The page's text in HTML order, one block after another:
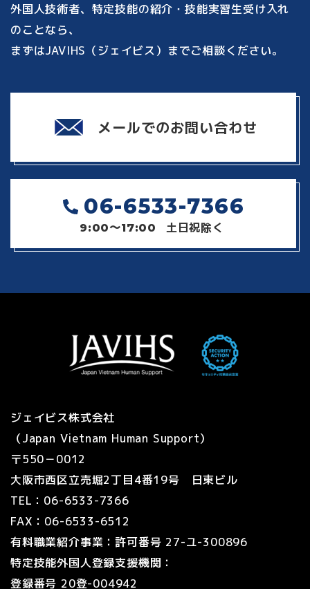
外国人技術者、特定技能の紹介・技能実習生受け入れ
のことなら、
まずはJAVIHS（ジェイビス）までご相談ください。
メールでのお問い合わせ
06-6533-7366
9:00〜17:00 土日祝除く
ジェイビス株式会社
（Japan Vietnam Human Support）
〒550－0012
大阪市西区立売堀2丁目4番19号 日東ビル
TEL：06-6533-7366
FAX：06-6533-6512
有料職業紹介事業：許可番号 27-ユ-300896
特定技能外国人登録支援機関：
登録番号 20登-004942